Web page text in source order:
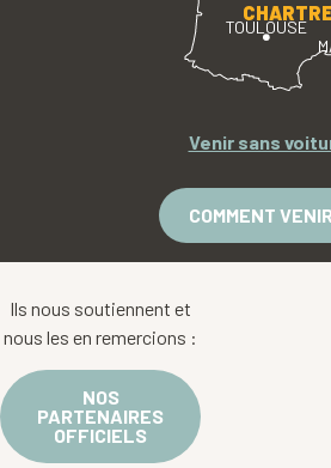
TOULOUSE
Venir sans
COMMENT
Ils nous soutiennent et
nous les en remercions :
NOS
PARTENAIRES
OFFICIELS